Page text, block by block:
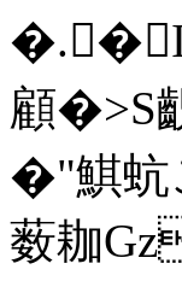
顧�>S
�"鯕蚢
薮耞